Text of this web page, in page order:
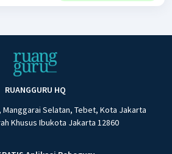
RUANGGURU HQ
Manggarai Selatan, Tebet, Kota Jakarta
Khusus Ibukota Jakarta 12860